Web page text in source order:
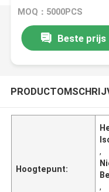
Isolatietoga
MOQ：5000PCS
Beste prijs
Hoogtepunt:
,
,